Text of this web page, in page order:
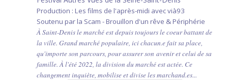
Production : Les films de l'après-midi avec vià93
Soutenu par la Scam - Brouillon d'un rêve & Périphérie
À Saint-Denis le marché est depuis toujours le coeur battant de
la ville. Grand marché populaire, ici chacun.e fait sa place,
qu'importe son parcours, pour assurer son avenir et celui de sa
famille. À l'été 2022, la division du marché est actée. Ce
changement inquiète, mobilise et divise les marchand.es...